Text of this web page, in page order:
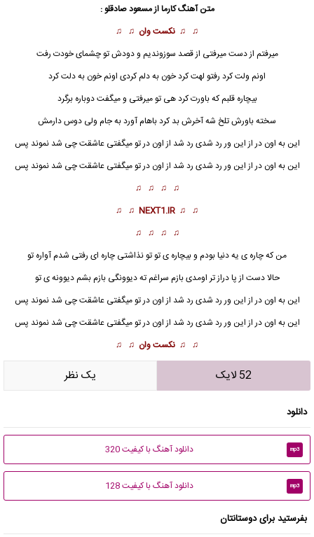
متن آهنگکارماازمسعود صادقلو:
♫ ♫ نکست وان ♫ ♫
میرفتم از دست میرفتی از قصد سوزوندیم و دودش تو چشمای خودت رفت
اونم ولت کرد رفتو لهت کرد خون به دلم کردی اونم خون به دلت کرد
بیچاره قلبم که باورت کرد هی تو میرفتی و میگفت دوباره برگرد
سخته باورش تلخ شه آخرش بد کرد باهام آورد به جام ولی دوس دارمش
این به اون در از این ور رد شدی رد شد از اون در تو میگفتی عاشقت چی شد نموند پس
این به اون در از این ور رد شدی رد شد از اون در تو میگفتی عاشقت چی شد نموند پس
♫ ♫ ♫ ♫
♫ ♫
NEXT1.IR
♫ ♫
♫ ♫ ♫ ♫
من که چاره ی یه دنیا بودم و بیچاره ی تو تو نذاشتی چاره ای رفتی شدم آواره تو
حالا دست از پا دراز تر اومدی بازم سراغم ته دیوونگی بازم بشم دیوونه ی تو
این به اون در از این ور رد شدی رد شد از اون در تو میگفتی عاشقت چی شد نموند پس
این به اون در از این ور رد شدی رد شد از اون در تو میگفتی عاشقت چی شد نموند پس
♫ ♫ نکست وان ♫ ♫
52 لایک يک نظر
دانلود
mp3 دانلود آهنگ با کیفیت 320
mp3 دانلود آهنگ با کیفیت 128
بفرستید برای دوستانتان